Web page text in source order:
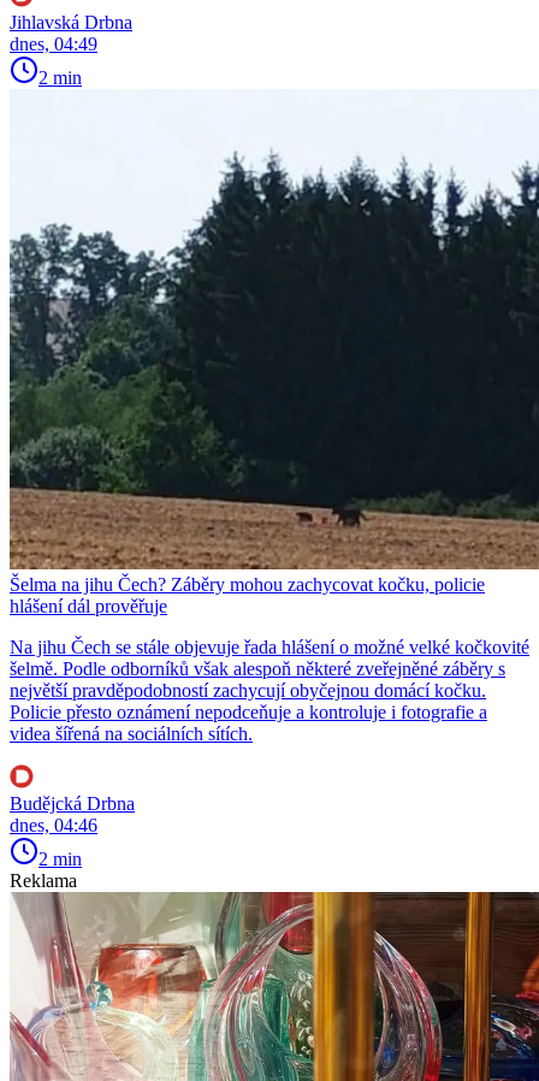
Jihlavská Drbna
dnes, 04:49
2 min
Šelma na jihu Čech? Záběry mohou zachycovat kočku, policie
hlášení dál prověřuje
Na jihu Čech se stále objevuje řada hlášení o možné velké kočkovité
šelmě. Podle odborníků však alespoň některé zveřejněné záběry s
největší pravděpodobností zachycují obyčejnou domácí kočku.
Policie přesto oznámení nepodceňuje a kontroluje i fotografie a
videa šířená na sociálních sítích.
Budějcká Drbna
dnes, 04:46
2 min
Reklama